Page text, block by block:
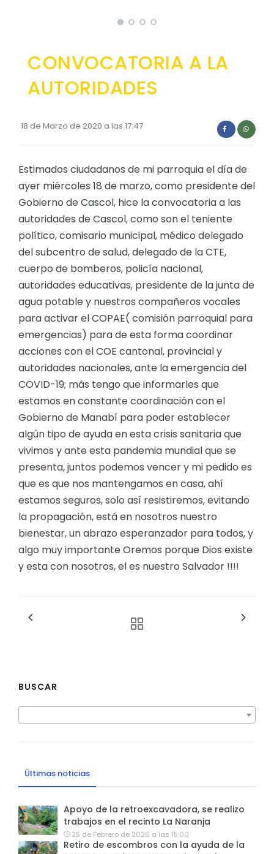
Plan de desarrollo y Ordenamiento Territorial -
Plan Anual Contratación - PAC
Convenios Institucionales
Cédulas presupuestarias y balances
Procesos de contratación
Ejecución Presupuestaria
Obras y proyectos
CONVOCATORIA A LA
AUTORIDADES
18 de Marzo de 2020 a las 17:47
Estimados ciudadanos de mi parroquia el día de
ayer miércoles 18 de marzo, como presidente del
Gobierno de Cascol, hice la convocatoria a las
autoridades de Cascol, como son el teniente
político, comisario municipal, médico delegado
del subcentro de salud, delegado de la CTE,
cuerpo de bomberos, policía nacional,
autoridades educativas, presidente de la junta de
agua potable y nuestros compañeros vocales
para activar el COPAE( comisión parroquial para
emergencias) para de esta forma coordinar
acciones con el COE cantonal, provincial y
autoridades nacionales, ante la emergencia del
COVID-19; más tengo que informarles que
estamos en constante coordinación con el
Gobierno de Manabí para poder establecer
algún tipo de ayuda en esta crisis sanitaria que
vivimos y ante esta pandemia mundial que se
presenta, juntos podemos vencer y mi pedido es
que es que nos mantengamos en casa, ahí
estamos seguros, solo así resistiremos, evitando
la propagación, está en nosotros nuestro
bienestar, un abrazo esperanzador para todos, y
algo muy importante Oremos porque Dios existe
y esta con nosotros, el es nuestro Salvador !!!!
BUSCAR
Últimas noticias
Apoyo de la retroexcavadora, se realizo
trabajos en el recinto La Naranja
25 de Febrero de 2026 a las 15:00
Retiro de escombros con la ayuda de la